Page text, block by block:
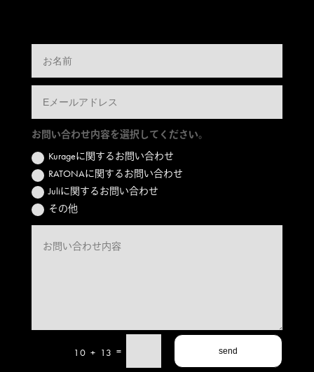
お問い合わせ内容を選択してください。
Kurageに関するお問い合わせ
RATONAに関するお問い合わせ
Juliに関するお問い合わせ
その他
10 + 13 = send